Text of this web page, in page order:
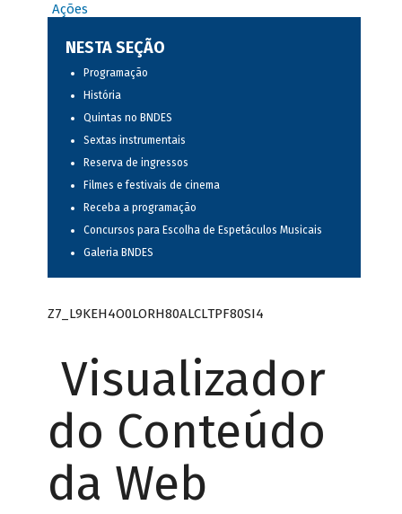
Ações
NESTA SEÇÃO
Programação
História
Quintas no BNDES
Sextas instrumentais
Reserva de ingressos
Filmes e festivais de cinema
Receba a programação
Concursos para Escolha de Espetáculos Musicais
Galeria BNDES
Z7_L9KEH4O0LORH80ALCLTPF80SI4
Visualizador
do Conteúdo
da Web